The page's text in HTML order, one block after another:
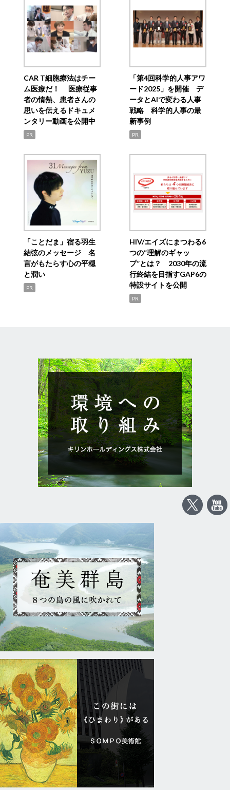
CAR T細胞療法はチー
ム医療だ！ 医療従事
者の情熱、患者さんの
思いを伝えるドキュメ
ンタリー動画を公開中
PR
「第4回科学的人事アワ
ード2025」を開催 デ
ータとAIで変わる人事
戦略 科学的人事の最
新事例
PR
「ことだま」宿る羽生
結弦のメッセージ 名
言がもたらす心の平穏
と潤い
PR
HIV/エイズにまつわる6
つの“理解のギャッ
プ”とは？ 2030年の流
行終結を目指すGAP6の
特設サイトを公開
PR